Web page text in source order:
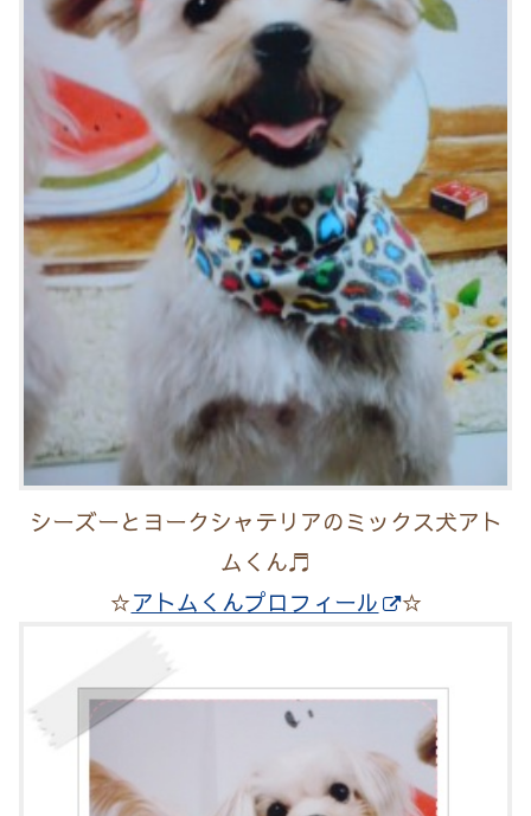
シーズーとヨークシャテリアのミックス犬アト
ムくん♬
☆アトムくんプロフィール ☆